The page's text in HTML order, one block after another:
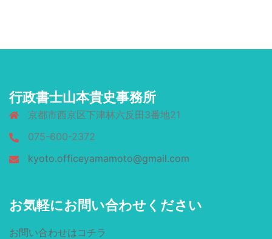
行政書士山本貴史事務所
京都市西京区下津林六反田3番地21
075-600-2372
kyoto.officeyamamoto@gmail.com
お気軽にお問い合わせください
お問い合わせはコチラ